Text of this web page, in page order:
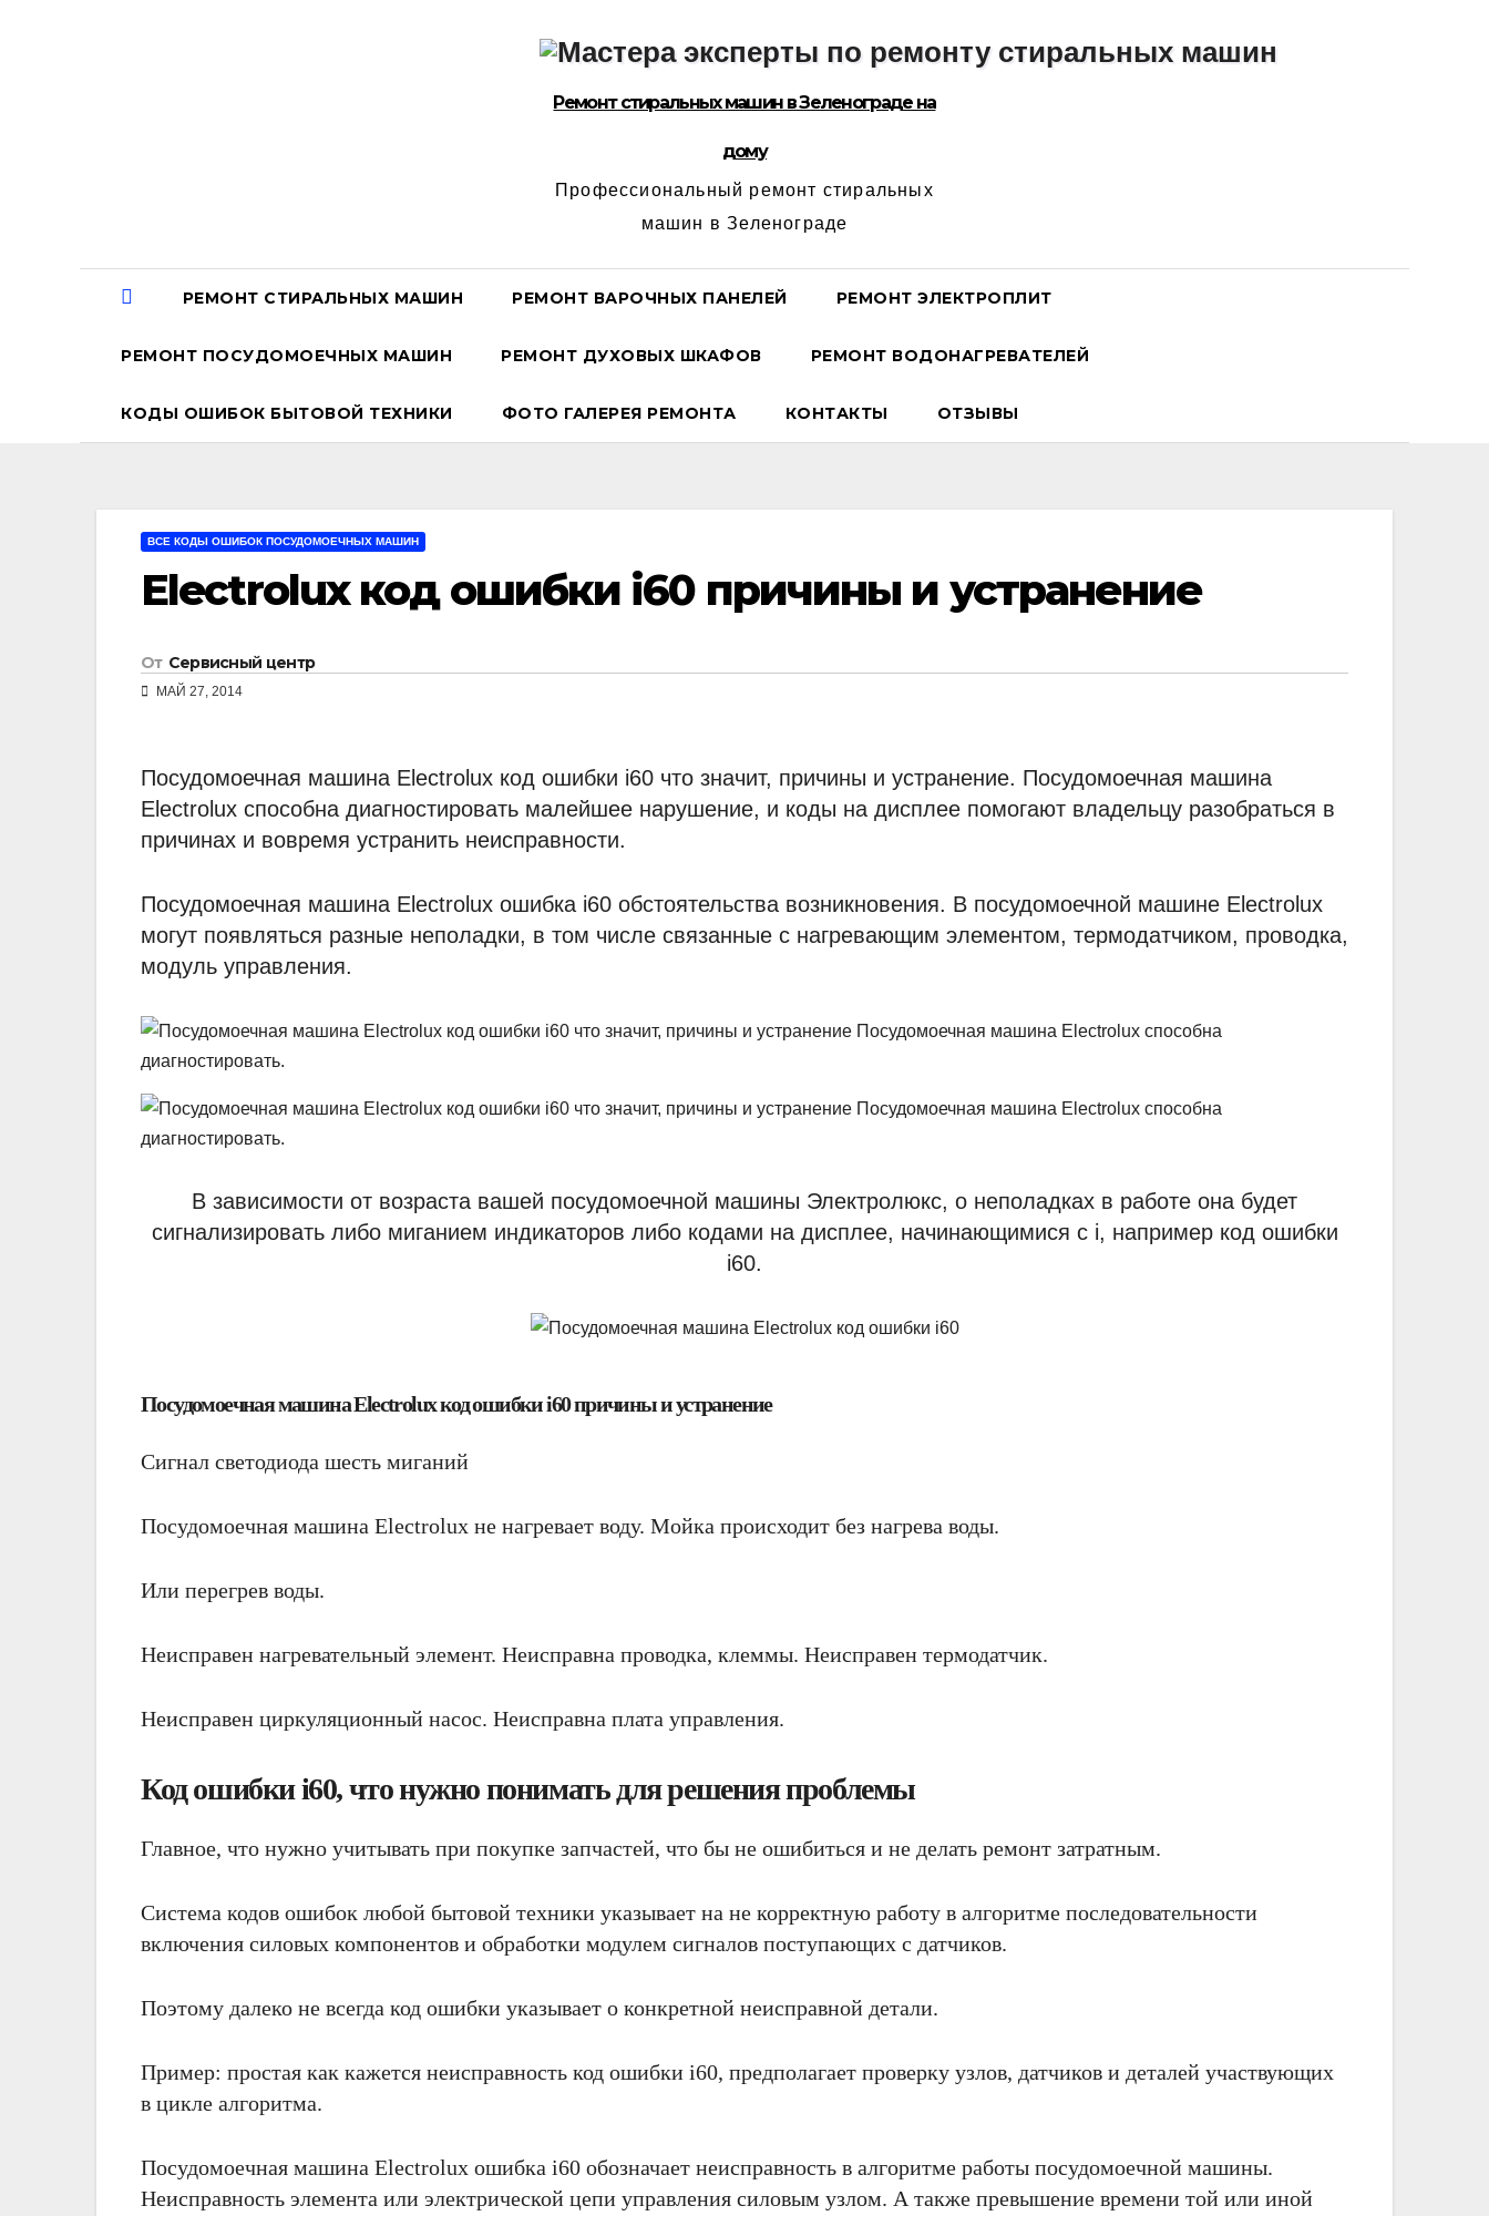
Ремонт стиральных машин в Зеленограде на
дому
Профессиональный ремонт стиральных
машин в Зеленограде
РЕМОНТ СТИРАЛЬНЫХ МАШИН РЕМОНТ ВАРОЧНЫХ ПАНЕЛЕЙ РЕМОНТ ЭЛЕКТРОПЛИТ
РЕМОНТ ПОСУДОМОЕЧНЫХ МАШИН РЕМОНТ ДУХОВЫХ ШКАФОВ РЕМОНТ ВОДОНАГРЕВАТЕЛЕЙ
КОДЫ ОШИБОК БЫТОВОЙ ТЕХНИКИ ФОТО ГАЛЕРЕЯ РЕМОНТА КОНТАКТЫ ОТЗЫВЫ
ВСЕ КОДЫ ОШИБОК ПОСУДОМОЕЧНЫХ МАШИН
Electrolux код ошибки i60 причины и устранение
От Сервисный центр
МАЙ 27, 2014
Посудомоечная машина Electrolux код ошибки i60 что значит, причины и устранение. Посудомоечная машина
Electrolux способна диагностировать малейшее нарушение, и коды на дисплее помогают владельцу разобраться в
причинах и вовремя устранить неисправности.
Посудомоечная машина Electrolux ошибка i60 обстоятельства возникновения. В посудомоечной машине Electrolux
могут появляться разные неполадки, в том числе связанные с нагревающим элементом, термодатчиком, проводка,
модуль управления.
В зависимости от возраста вашей посудомоечной машины Электролюкс, о неполадках в работе она будет
сигнализировать либо миганием индикаторов либо кодами на дисплее, начинающимися с i, например код ошибки
i60.
Посудомоечная машина Electrolux код ошибки i60 причины и устранение
Сигнал светодиода шесть миганий
Посудомоечная машина Electrolux не нагревает воду. Мойка происходит без нагрева воды.
Или перегрев воды.
Неисправен нагревательный элемент. Неисправна проводка, клеммы. Неисправен термодатчик.
Неисправен циркуляционный насос. Неисправна плата управления.
Код ошибки i60, что нужно понимать для решения проблемы
Главное, что нужно учитывать при покупке запчастей, что бы не ошибиться и не делать ремонт затратным.
Система кодов ошибок любой бытовой техники указывает на не корректную работу в алгоритме последовательности
включения силовых компонентов и обработки модулем сигналов поступающих с датчиков.
Поэтому далеко не всегда код ошибки указывает о конкретной неисправной детали.
Пример: простая как кажется неисправность код ошибки i60, предполагает проверку узлов, датчиков и деталей участвующих
в цикле алгоритма.
Посудомоечная машина Electrolux ошибка i60 обозначает неисправность в алгоритме работы посудомоечной машины.
Неисправность элемента или электрической цепи управления силовым узлом. А также превышение времени той или иной